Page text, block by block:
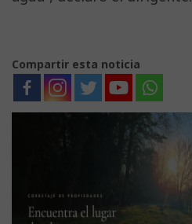
Compartir esta noticia